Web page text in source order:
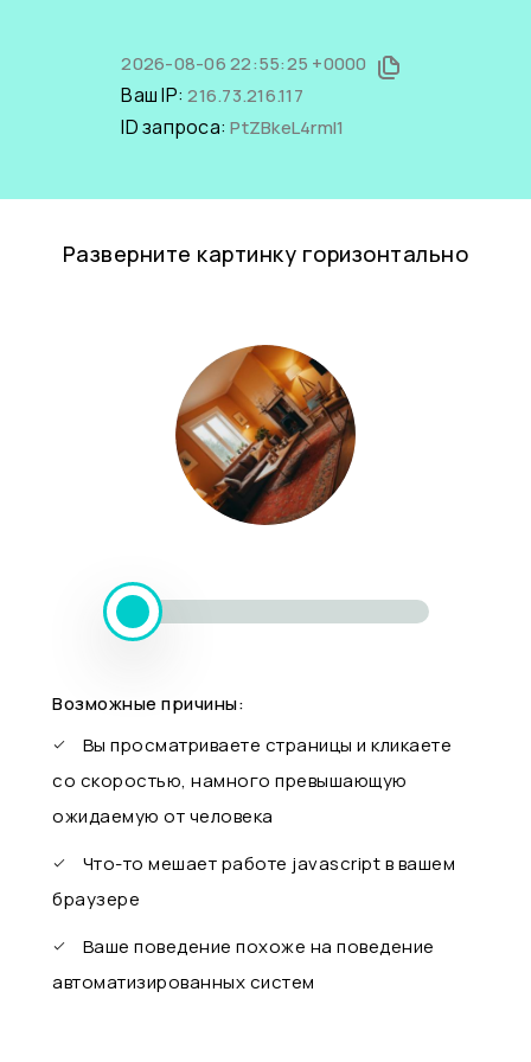
2026-08-06 22:55:25 +0000
Ваш IP:216.73.216.117
ID запроса:PtZBkeL4rmI1
Разверните картинку горизонтально
Возможные причины:
Вы просматриваете страницы и кликаете
со скоростью, намного превышающую
ожидаемую от человека
Что-то мешает работе javascript в вашем
браузере
Ваше поведение похоже на поведение
автоматизированных систем